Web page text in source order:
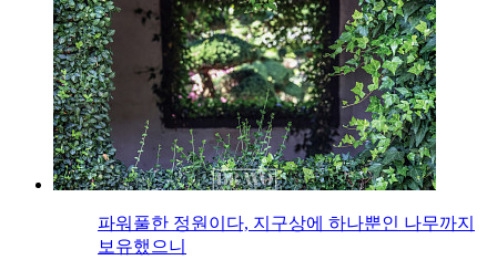
파워풀한 정원이다, 지구상에 하나뿐인 나무까지
보유했으니